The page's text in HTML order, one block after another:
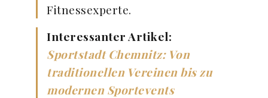
Fitnessexperte.
Interessanter Artikel:
Sportstadt Chemnitz: Von
traditionellen Vereinen bis zu
modernen Sportevents